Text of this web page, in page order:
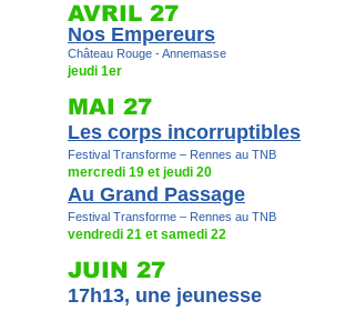
AVRIL 27
Nos Empereurs
Château Rouge - Annemasse
jeudi 1er
MAI 27
Les corps incorruptibles
Festival Transforme – Rennes au TNB
mercredi 19 et jeudi 20
Au Grand Passage
Festival Transforme – Rennes au TNB
vendredi 21 et samedi 22
JUIN 27
17h13, une jeunesse